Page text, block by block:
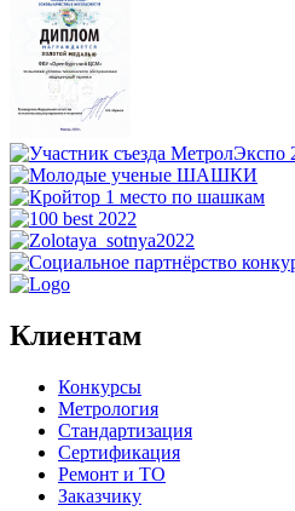
Клиентам
Конкурсы
Метрология
Стандартизация
Сертификация
Ремонт и ТО
Заказчику